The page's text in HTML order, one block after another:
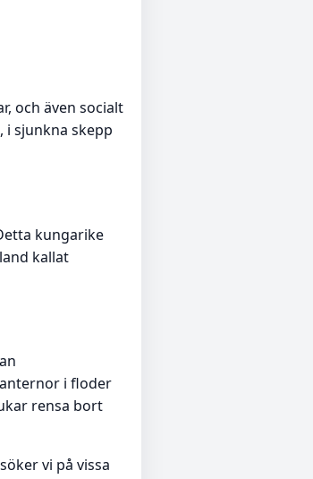
och även socialt
i sjunkna skepp
kungarike
kallat
i floder
rensa bort
vi på vissa